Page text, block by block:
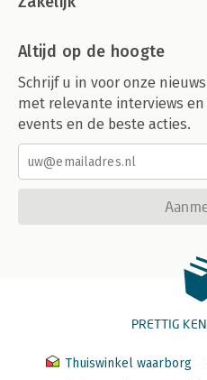
Altijd op de hoogte
Schrijf u in voor onze
met relevante interviews
events en de beste acties.
PRETTIG
Thuiswinkel waarborg